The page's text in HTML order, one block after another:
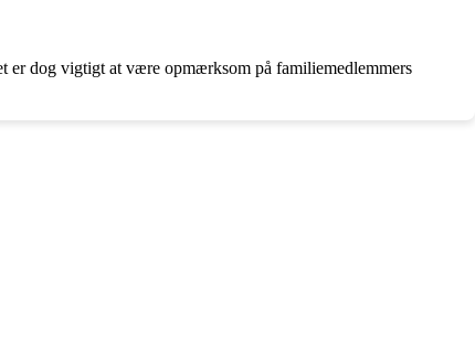
er dog vigtigt at være opmærksom på familiemedlemmers